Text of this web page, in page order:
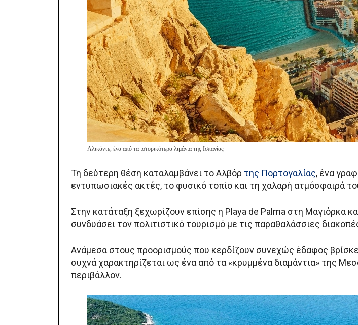
Αλικάντε, ένα από τα ιστορικότερα λιμάνια της Ισπανίας
Τη δεύτερη θέση καταλαμβάνει το Αλβόρ της Πορτογαλίας, ένα
εντυπωσιακές ακτές, το φυσικό τοπίο και τη χαλαρή ατμόσφαιρά
Στην κατάταξη ξεχωρίζουν επίσης η Playa de Palma στη Μαγιόρκα
συνδυάσει τον πολιτιστικό τουρισμό με τις παραθαλάσσιες
Ανάμεσα στους προορισμούς που κερδίζουν συνεχώς έδαφος
συχνά χαρακτηρίζεται ως ένα από τα «κρυμμένα διαμάντια» της
περιβάλλον.